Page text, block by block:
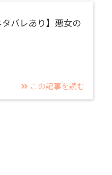
バレあり】悪女の
この記事を読む